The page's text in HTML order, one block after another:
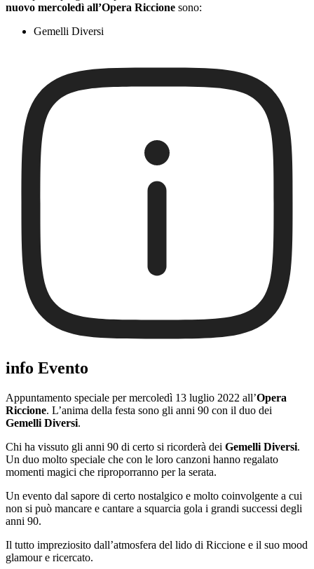
nuovo mercoledì all’Opera Riccione sono:
Gemelli Diversi
info Evento
Appuntamento speciale per mercoledì 13 luglio 2022 all’Opera
Riccione. L’anima della festa sono gli anni 90 con il duo dei
Gemelli Diversi.
Chi ha vissuto gli anni 90 di certo si ricorderà dei Gemelli Diversi.
Un duo molto speciale che con le loro canzoni hanno regalato
momenti magici che riproporranno per la serata.
Un evento dal sapore di certo nostalgico e molto coinvolgente a cui
non si può mancare e cantare a squarcia gola i grandi successi degli
anni 90.
Il tutto impreziosito dall’atmosfera del lido di Riccione e il suo mood
glamour e ricercato.